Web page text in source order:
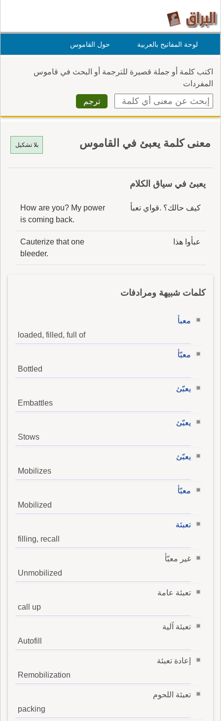
لوحة المفاتيح بالعربية حول القاموس
اكتب كلمة أو جملة قصيرة للترجمة أو البحث في قاموس
المفردات
بلا تشكيل معنى كلمة يعبئ في القاموس
يعبئ في سياق الكلام
كيف حالك؟ .قواي تعبأ
How are you? My power
is coming back.
عبأوا هذا
Cauterize that one
bleeder.
كلمات شبيهة ومرادفات
معبأ
loaded, filled, full of
معبّأ
Bottled
يعبّئ
Embattles
يعبّئ
Stows
يعبّئ
Mobilizes
معبّأ
Mobilized
تعبئة
filling, recall
غير معبّأ
Unmobilized
تعبئة عامة
call up
تعبئة آلية
Autofill
إعادة تعبئة
Remobilization
تعبئة اللحوم
packing